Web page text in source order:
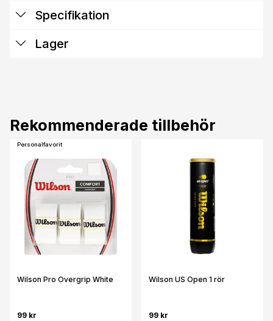
Specifikation
Lager
Rekommenderade tillbehör
Personalfavorit
Wilson Pro Overgrip White
99 kr
Wilson US Open 1 rör
99 kr